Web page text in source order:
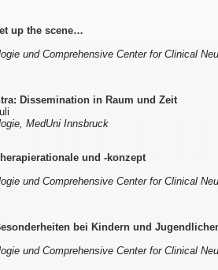
up the scene…
und Comprehensive Center for Clinical
Dissemination in Raum und Zeit
MedUni Innsbruck
und -konzept
und Comprehensive Center for Clinical
bei Kindern und
und Comprehensive Center for Clinical